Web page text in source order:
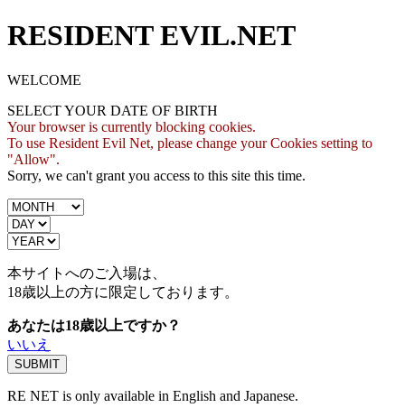
RESIDENT EVIL.NET
WELCOME
SELECT YOUR DATE OF BIRTH
Your browser is currently blocking cookies.
To use Resident Evil Net, please change your Cookies setting to
"Allow".
Sorry, we can't grant you access to this site this time.
本サイトへのご入場は、
18歳以上の方に限定しております。
あなたは18歳以上ですか？
いいえ
RE NET is only available in English and Japanese.